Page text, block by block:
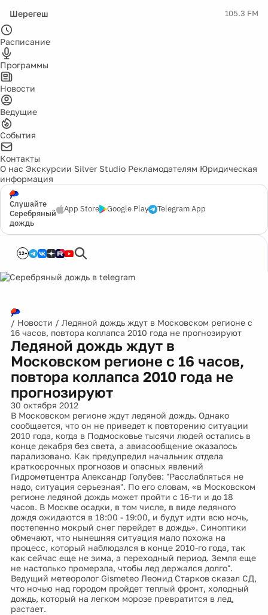
Шерегеш 105.3 FM
Расписание
Программы
Новости
Ведущие
События
Контакты
О нас Экскурсии Silver Studio Рекламодателям Юридическая
информация
Слушайте
Серебряный
дождь
App Store Google Play Telegram App
12+
/ Новости / Ледяной дождь ждут в Московском регионе с
16 часов, повтора коллапса 2010 года не прогнозируют
Ледяной дождь ждут в
Московском регионе с 16 часов,
повтора коллапса 2010 года не
прогнозируют
30 октября 2012
В Московском регионе ждут ледяной дождь. Однако
сообщается, что он не приведет к повторению ситуации
2010 года, когда в Подмосковье тысячи людей остались в
конце декабря без света, а авиасообщение оказалось
парализовано. Как предупредил начальник отдела
краткосрочных прогнозов и опасных явлений
Гидрометцентра Александр Голубев: "Расслабляться не
надо, ситуация серьезная". По его словам, «в Московском
регионе ледяной дождь может пройти с 16-ти и до 18
часов. В Москве осадки, в том числе, в виде ледяного
дождя ожидаются в 18:00 - 19:00, и будут идти всю ночь,
постепенно мокрый снег перейдет в дождь». Синоптики
обмечают, что нынешняя ситуация мало похожа на
процесс, который наблюдался в конце 2010-го года, так
как сейчас еще не зима, а переходный период. Земля еще
не настолько промерзла, чтобы лед держался долго".
Ведущий метеоролог Gismeteo Леонид Старков сказал СД,
что ночью над городом пройдет теплый фронт, холодный
дождь, который на легком морозе превратится в лед,
растает.